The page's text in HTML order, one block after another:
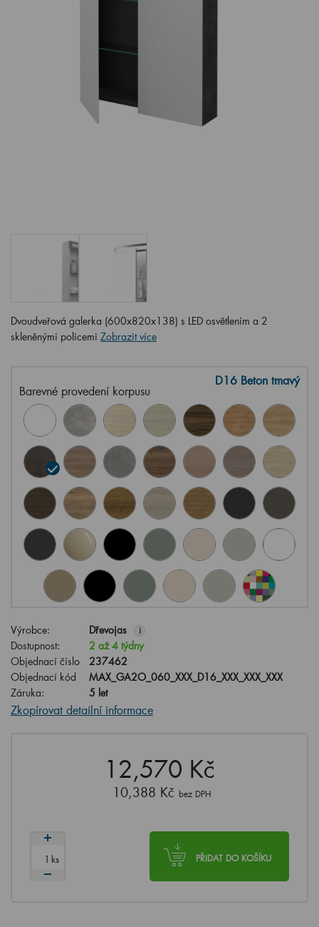
Dvoudveřová galerka (600x820x138) s LED osvětlením a 2
skleněnými policemi Zobrazit více
Barevné provedení korpusu
D16 Beton tmavý
Výrobce: Dřevojas i
Dostupnost:
2 až 4 týdny
Objednací číslo
237462
Objednací kód
MAX_GA2O_060_XXX_D16_XXX_XXX_XXX
Záruka:
5 let
Zkopírovat detailní informace
12,570 Kč
10,388 Kč bez DPH
PŘIDAT DO KOŠÍKU
ks